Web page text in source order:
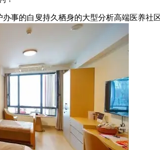
事的白叟持久栖身的大型分析高端医养社